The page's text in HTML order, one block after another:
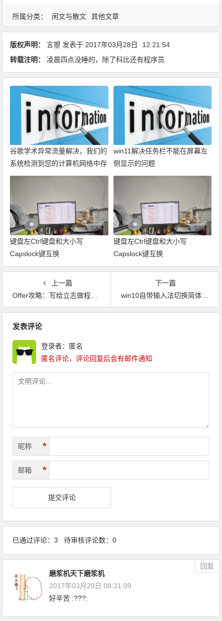
所属分类： 闲文与散文 其他文章
版权声明： 言曌 发表于2017年03月28日
12:21:54
转载注明：
凌晨四点没睡的，除了科比还有程序员
谷歌学术异常流量解决，我们的
系统检测到您的计算机网络中存
在异常流量。请稍后重新发送请
win11解决任务栏不能在屏幕左
侧显示的问题
键盘左Ctrl键盘和大小写
Capslock键互换
键盘左Ctrl键盘和大小写
Capslock键互换
上一篇
Offer攻略：写给立志做程序员的应届毕业生们
下一篇
win10自带输入法切换简体繁体快捷键
发表评论
登录者：匿名
匿名评论，评论回复后会有邮件通知
昵称 *
邮箱 *
已通过评论：3 待审核评论数：0
磨浆机天下磨浆机
回复
2017年03月29日 08:31:09
好辛苦 :???: